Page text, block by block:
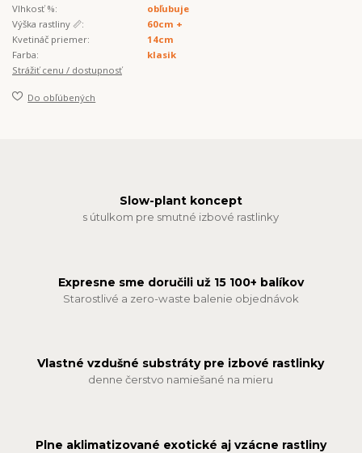
Vlhkosť %:
obľubuje
Výška rastliny 📏:
60cm +
Kvetináč priemer:
14cm
Farba:
klasik
Strážiť cenu / dostupnosť
Do obľúbených
Slow-plant koncept
s útulkom pre smutné izbové rastlinky
Expresne sme doručili už 15 100+ balíkov
Starostlivé a zero-waste balenie objednávok
Vlastné vzdušné substráty pre izbové rastlinky
denne čerstvo namiešané na mieru
Plne aklimatizované exotické aj vzácne rastliny